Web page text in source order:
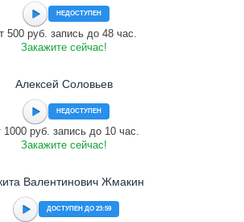
НЕДОСТУПЕН
500 руб. запись до 48 час.
Закажите сейчас!
Алексей Соловьев
НЕДОСТУПЕН
1000 руб. запись до 10 час.
Закажите сейчас!
Валентинович Жмакин
ДОСТУПЕН ДО 23:59